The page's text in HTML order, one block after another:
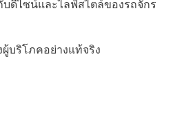
ดีไซน์และไลฟ์สไตล์ของรถจักร
บริโภคอย่างแท้จริง